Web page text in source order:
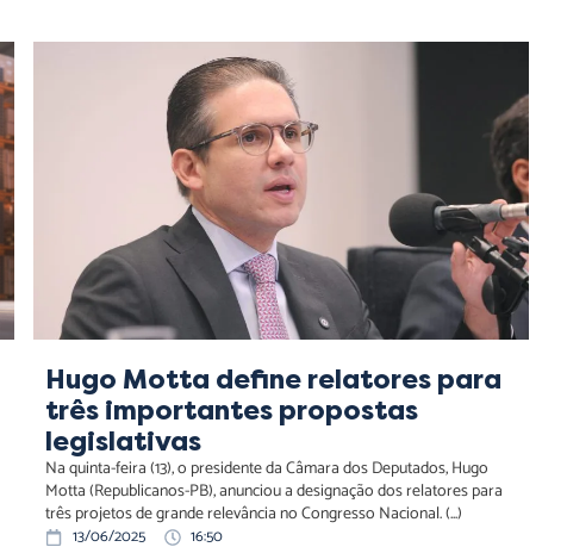
Hugo Motta define relatores para três importantes
propostas legislativas
Hugo Motta define relatores para
três importantes propostas
legislativas
Na quinta-feira (13), o presidente da Câmara dos Deputados, Hugo
Motta (Republicanos-PB), anunciou a designação dos relatores para
três projetos de grande relevância no Congresso Nacional. (...)
13/06/2025 16:50